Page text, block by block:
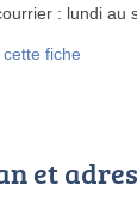
: lundi au
fiche
et